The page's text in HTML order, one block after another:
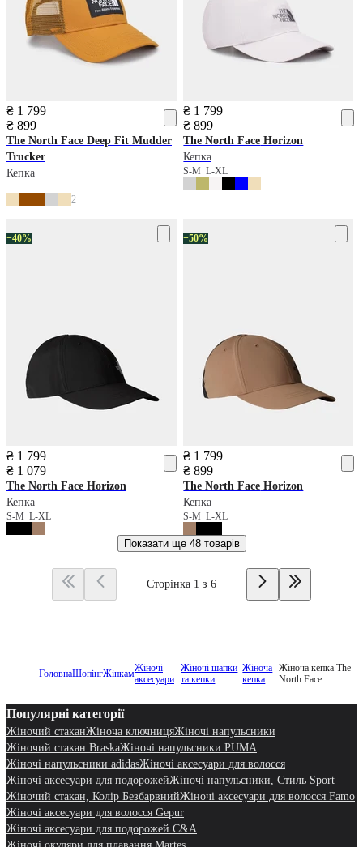
₴ 1 799
₴ 899
The North Face Deep Fit Mudder
Trucker
Кепка
2
₴ 1 799
₴ 899
The North Face Horizon
Кепка
S-ML-XL
−40%
₴ 1 799
₴ 1 079
The North Face Horizon
Кепка
S-M L-XL
−50%
₴ 1 799
₴ 899
The North Face Horizon
Кепка
S-ML-XL
Показати ще 48 товарів
Сторінка 1 з 6
ГоловнаШопінгЖінкамЖіночі
аксесуари
Жіночі шапки
та кепки
Жіноча
кепка
Жіноча кепка The
North Face
Популярні категорії
Жіночий стаканЖіноча ключницяЖіночі напульсники
Жіночий стакан BraskaЖіночі напульсники PUMA
Жіночі напульсники adidasЖіночі аксесуари для волосся
Жіночі аксесуари для подорожейЖіночі напульсники, Стиль Sport
Жіночий стакан, Колір БезбарвнийЖіночі аксесуари для волосся Famo
Жіночі аксесуари для волосся Gepur
Жіночі аксесуари для подорожей C&A